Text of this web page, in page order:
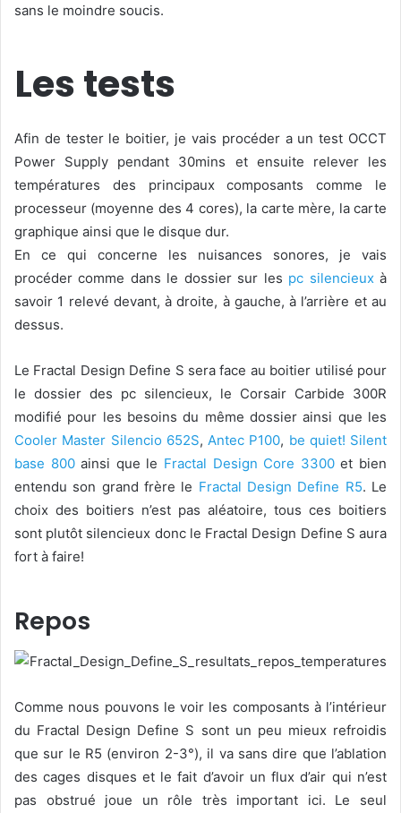
sans le moindre soucis.
Les tests
Afin de tester le boitier, je vais procéder a un test OCCT
Power Supply pendant 30mins et ensuite relever les
températures des principaux composants comme le
processeur (moyenne des 4 cores), la carte mère, la carte
graphique ainsi que le disque dur.
En ce qui concerne les nuisances sonores, je vais
procéder comme dans le dossier sur les pc silencieuxà
savoir 1 relevé devant, à droite, à gauche, à l’arrière et au
dessus.
Le Fractal Design Define S sera face au boitier utilisé pour
le dossier des pc silencieux, le Corsair Carbide 300R
modifié pour les besoins du même dossier ainsi que les
Cooler Master Silencio 652S, Antec P100, be quiet! Silent
base 800ainsi que le Fractal Design Core 3300et bien
entendu son grand frère le Fractal Design Define R5. Le
choix des boitiers n’est pas aléatoire, tous ces boitiers
sont plutôt silencieux donc le Fractal Design Define S aura
fort à faire!
Repos
Comme nous pouvons le voir les composants à l’intérieur
du Fractal Design Define S sont un peu mieux refroidis
que sur le R5 (environ 2-3°), il va sans dire que l’ablation
des cages disques et le fait d’avoir un flux d’air qui n’est
pas obstrué joue un rôle très important ici. Le seul